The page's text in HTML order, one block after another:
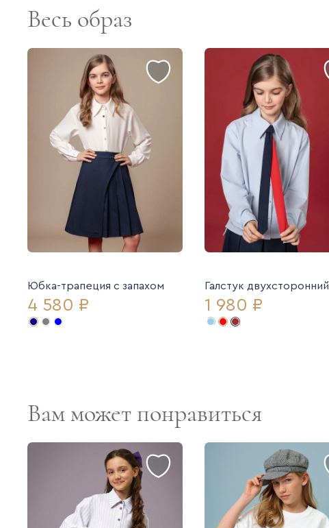
Весь образ
Юбка-трапеция с запахом
4 580 ₽
Галстук двухсторонний
1 980 ₽
Вам может понравиться